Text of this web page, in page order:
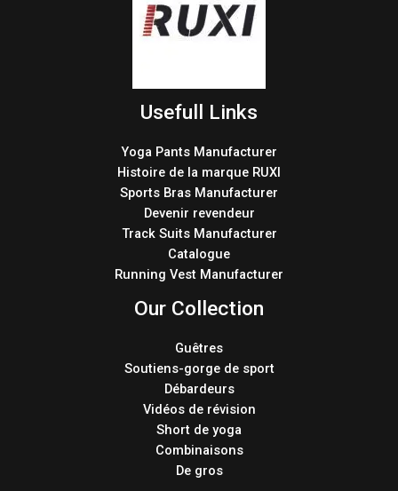
Usefull Links
Yoga Pants Manufacturer
Histoire de la marque RUXI
Sports Bras Manufacturer
Devenir revendeur
Track Suits Manufacturer
Catalogue
Running Vest Manufacturer
Our Collection
Guêtres
Soutiens-gorge de sport
Débardeurs
Vidéos de révision
Short de yoga
Combinaisons
De gros